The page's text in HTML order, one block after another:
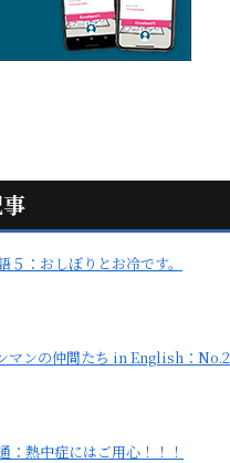
５：おしぼりとお冷です。
マンの仲間たち in English：
：熱中症にはご用心！！！